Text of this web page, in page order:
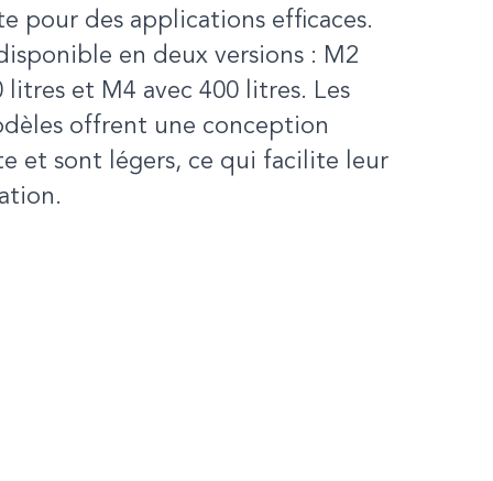
pour des applications efficaces.
en deux versions : M2
litres et M4 avec 400 litres. Les
offrent une conception
et sont légers, ce qui facilite leur